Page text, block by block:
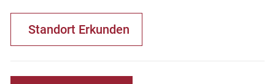
Standort Erkunden